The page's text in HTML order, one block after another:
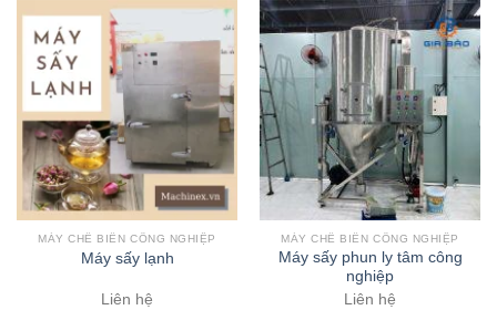
MÁY CHẾ BIẾN CÔNG NGHIỆP
Máy sấy lạnh
Liên hệ
MÁY CHẾ BIẾN CÔNG NGHIỆP
Máy sấy phun ly tâm công
nghiệp
Liên hệ